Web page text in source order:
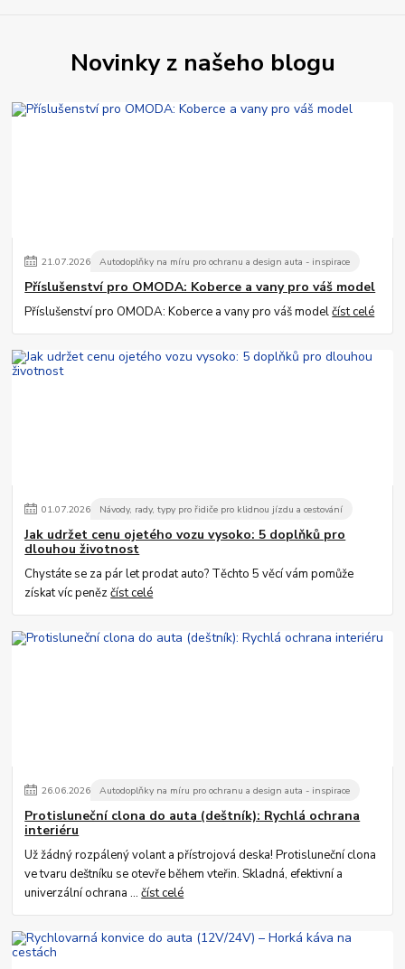
Novinky z našeho blogu
21.07.2026 Autodoplňky na míru pro ochranu a design auta - inspirace
Příslušenství pro OMODA: Koberce a vany pro váš model
Příslušenství pro OMODA: Koberce a vany pro váš modelčíst celé
01.07.2026 Návody, rady, typy pro řidiče pro klidnou jízdu a cestování
Jak udržet cenu ojetého vozu vysoko: 5 doplňků pro
dlouhou životnost
Chystáte se za pár let prodat auto? Těchto 5 věcí vám pomůže
získat víc penězčíst celé
26.06.2026 Autodoplňky na míru pro ochranu a design auta - inspirace
Protisluneční clona do auta (deštník): Rychlá ochrana
interiéru
Už žádný rozpálený volant a přístrojová deska! Protisluneční clona
ve tvaru deštníku se otevře během vteřin. Skladná, efektivní a
univerzální ochrana ...číst celé